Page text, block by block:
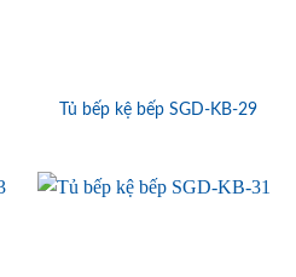
Tủ bếp kệ bếp SGD-KB-29